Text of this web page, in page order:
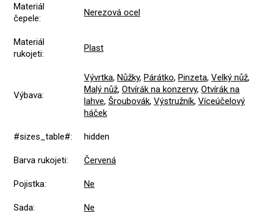
Materiál
čepele:
Nerezová ocel
Materiál
rukojeti:
Plast
Výbava:
Vývrtka, Nůžky, Párátko, Pinzeta, Velký nůž,
Malý nůž, Otvírák na konzervy, Otvírák na
lahve, Šroubovák, Výstružník, Víceúčelový
háček
#sizes_table#: hidden
Barva rukojeti: Červená
Pojistka: Ne
Sada: Ne